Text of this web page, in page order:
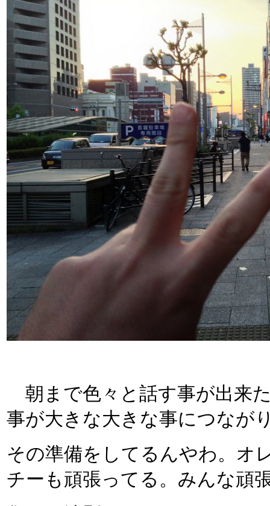
朝まで色々と話す事が出来
事が大きな大きな事につなが
その準備をしてるんやわ。オ
チーも頑張ってる。みんな頑